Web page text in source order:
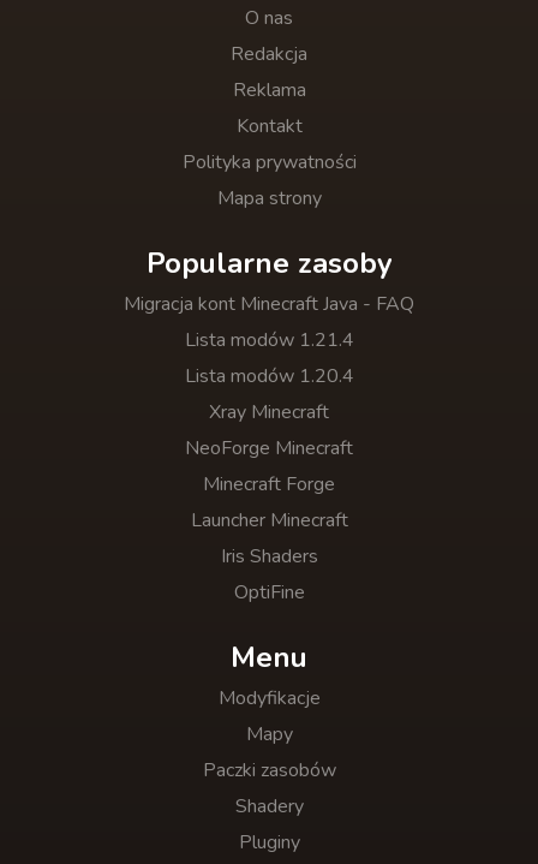
O nas
Redakcja
Reklama
Kontakt
Polityka prywatności
Mapa strony
Popularne zasoby
Migracja kont Minecraft Java - FAQ
Lista modów 1.21.4
Lista modów 1.20.4
Xray Minecraft
NeoForge Minecraft
Minecraft Forge
Launcher Minecraft
Iris Shaders
OptiFine
Menu
Modyfikacje
Mapy
Paczki zasobów
Shadery
Pluginy